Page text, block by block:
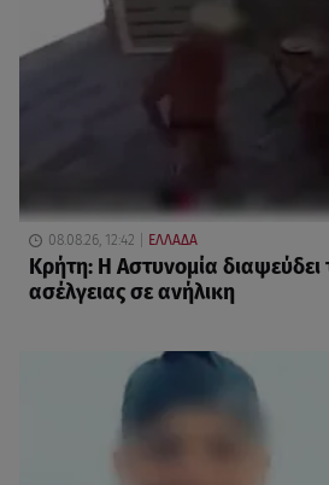
08.08.26, 12:42 ΕΛΛΑΔΑ
Κρήτη: Η Αστυνομία διαψεύδει
ασέλγειας σε ανήλικη